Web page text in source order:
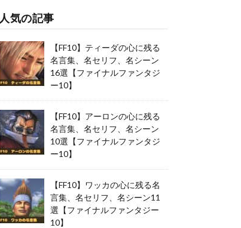
人気の記事
【FF10】ティーダの心に残る
名言集、名セリフ、名シーン
16選【ファイナルファンタジ
ー10】
【FF10】アーロンの心に残る
名言集、名セリフ、名シーン
10選【ファイナルファンタジ
ー10】
【FF10】ワッカの心に残る名
言集、名セリフ、名シーン11
選【ファイナルファンタジー
10】